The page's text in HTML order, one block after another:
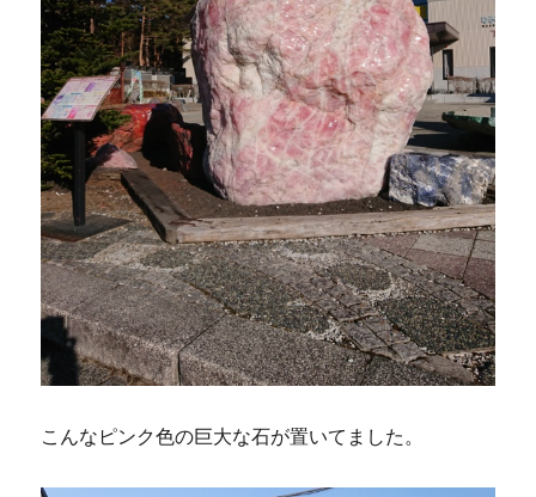
こんなピンク色の巨大な石が置いてました。